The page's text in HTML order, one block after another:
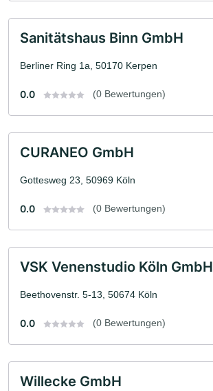
Sanitätshaus Binn GmbH
Berliner Ring 1a, 50170 Kerpen
0.0 (0 Bewertungen)
CURANEO GmbH
Gottesweg 23, 50969 Köln
0.0 (0 Bewertungen)
VSK Venenstudio Köln GmbH
Beethovenstr. 5-13, 50674 Köln
0.0 (0 Bewertungen)
Willecke GmbH